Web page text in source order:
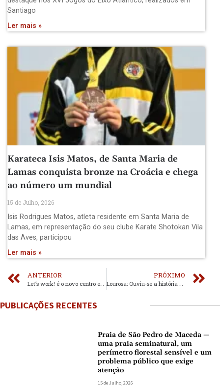
Santiago
Ler mais »
Karateca Isis Matos, de Santa Maria de
Lamas conquista bronze na Croácia e chega
ao número um mundial
15 de Julho, 2026
Isis Rodrigues Matos, atleta residente em Santa Maria de
Lamas, em representação do seu clube Karate Shotokan Vila
das Aves, participou
Ler mais »
ANTERIOR
Let’s work! é o novo centro empresarial de Santa Maria da Feira
PRÓXIMO
Lourosa: Ouviu-se a história do “Mestre Aquilino”
PUBLICAÇÕES RECENTES
Praia de São Pedro de Maceda —
uma praia seminatural, um
perímetro florestal sensível e um
problema público que exige
atenção
15 de Julho, 2026